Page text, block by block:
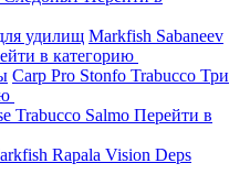
удилищ Markfish Sabaneev
в категорию
Carp Pro Stonfo Trabucco Три
Trabucco Salmo Перейти в
Rapala Vision Deps